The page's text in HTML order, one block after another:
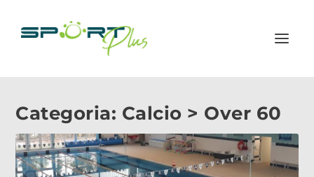
Categoria: Calcio > Over 60